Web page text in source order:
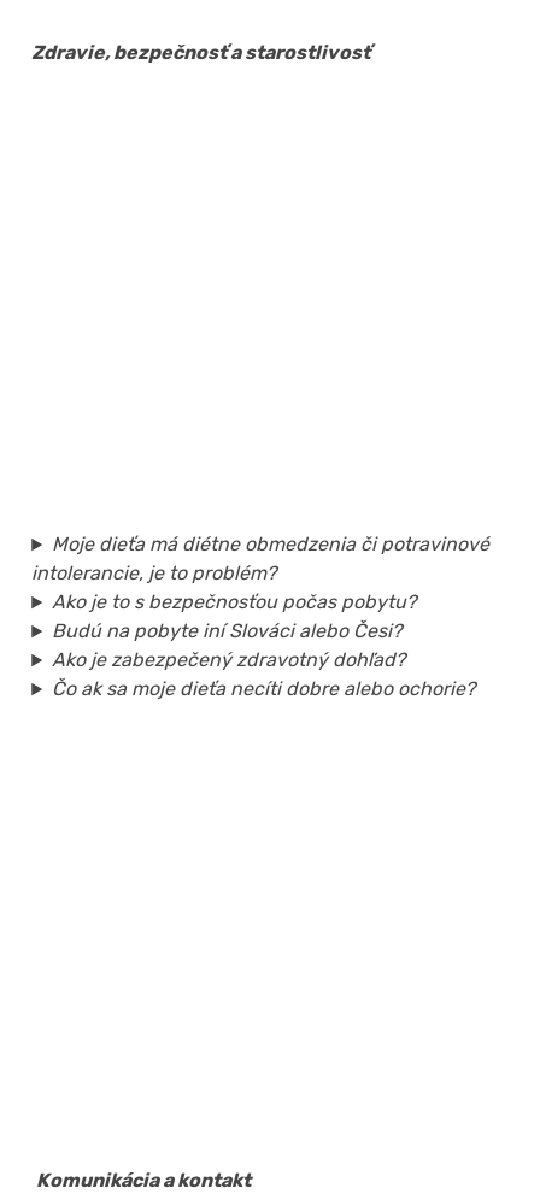
Zdravie, bezpečnosť a starostlivosť
Moje dieťa má diétne obmedzenia či potravinové
intolerancie, je to problém?
Ako je to s bezpečnosťou počas pobytu?
Budú na pobyte iní Slováci alebo Česi?
Ako je zabezpečený zdravotný dohľad?
Čo ak sa moje dieťa necíti dobre alebo ochorie?
Komunikácia a kontakt